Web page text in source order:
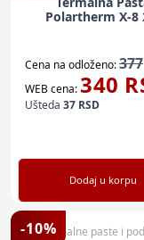
Cena na odloženo:377
WEB cena:340
Ušteda 37 RSD
Dodaj u korpu
-10%
Termalne paste i